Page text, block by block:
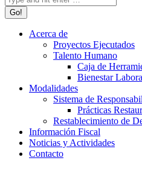
Acerca de
Proyectos Ejecutados
Talento Humano
Caja de
Bienestar
Modalidades
Sistema de
Prácticas
Restablecimiento de
Información Fiscal
Noticias y Actividades
Contacto